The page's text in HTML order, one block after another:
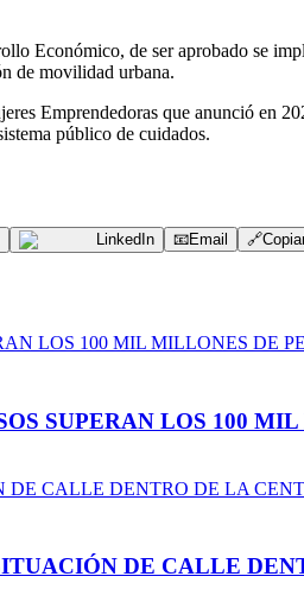
Económico, de ser aprobado se
de movilidad urbana.
Emprendedoras que anunció en
público de cuidados.
LinkedIn 📧Email 🔗
SUPERAN LOS 100
DE CALLE